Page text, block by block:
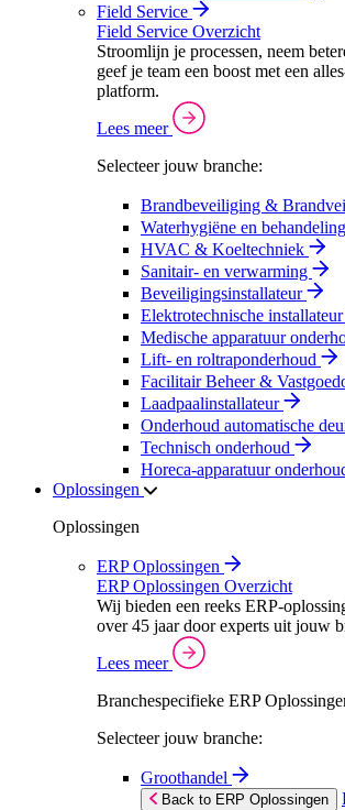
Field Service
Field Service Overzicht
Stroomlijn je processen, neem
geef je team een boost met een
platform.
Lees meer
Selecteer jouw branche:
Brandbeveiliging &
Waterhygiëne en behandeling
HVAC & Koeltechniek
Sanitair- en verwarming
Beveiligingsinstallateur
Elektrotechnische installateur
Medische apparatuur
Lift- en roltraponderhoud
Facilitair Beheer &
Laadpaalinstallateur
Onderhoud automatische
Technisch onderhoud
Horeca-apparatuur
Oplossingen
Oplossingen
ERP Oplossingen
ERP Oplossingen Overzicht
Wij bieden een reeks ERP-
over 45 jaar door experts uit jouw
Lees meer
Branchespecifieke ERP
Selecteer jouw branche:
Groothandel
Back to ERP Oplossingen